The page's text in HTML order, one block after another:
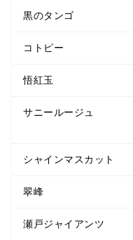
黒のタンゴ
コトピー
悟紅玉
サニールージュ
シャインマスカット
翠峰
瀬戸ジャイアンツ